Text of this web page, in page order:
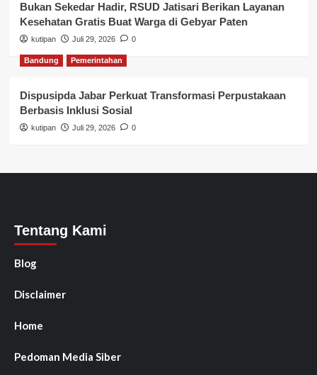
Bukan Sekedar Hadir, RSUD Jatisari Berikan Layanan
Kesehatan Gratis Buat Warga di Gebyar Paten
kutipan Juli 29, 2026 0
Bandung Pemerintahan
Dispusipda Jabar Perkuat Transformasi Perpustakaan
Berbasis Inklusi Sosial
kutipan Juli 29, 2026 0
Tentang Kami
Blog
Disclaimer
Home
Pedoman Media Siber